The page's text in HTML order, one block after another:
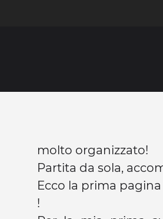
molto organizzato!
Partita da sola,
Ecco la prima
!